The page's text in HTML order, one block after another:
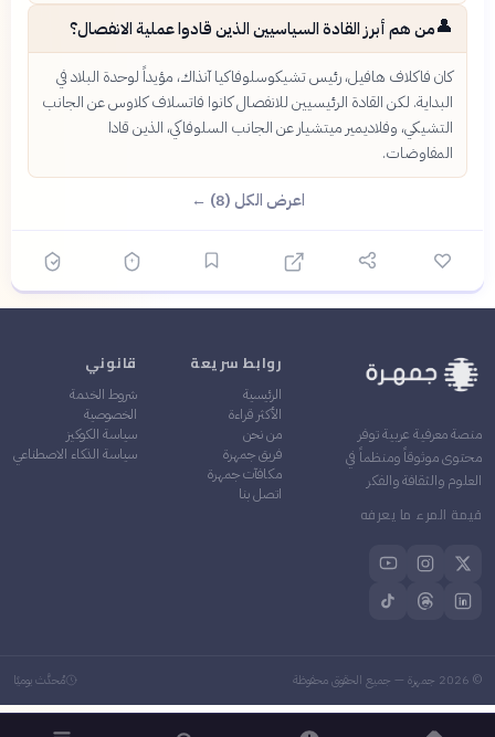
👤من هم أبرز القادة السياسيين الذين قادوا عملية الانفصال؟
كان فاكلاف هافيل، رئيس تشيكوسلوفاكيا آنذاك، مؤيداً لوحدة البلاد في
البداية. لكن القادة الرئيسيين للانفصال كانوا فاتسلاف كلاوس عن الجانب
التشيكي، وفلاديمير ميتشيار عن الجانب السلوفاكي، الذين قادا
المفاوضات.
اعرض الكل (8) ←
منصة معرفية عربية توفر
محتوى موثوقاً ومنظماً في
العلوم والثقافة والفكر
قيمة المرء ما يعرفه
روابط سريعة
الرئيسية
الأكثر قراءة
من نحن
فريق جمهرة
مكافآت جمهرة
اتصل بنا
قانوني
شروط الخدمة
الخصوصية
سياسة الكوكيز
سياسة الذكاء الاصطناعي
©
2026 جمهرة — جميع الحقوق محفوظة مُحدَّث يوميًا